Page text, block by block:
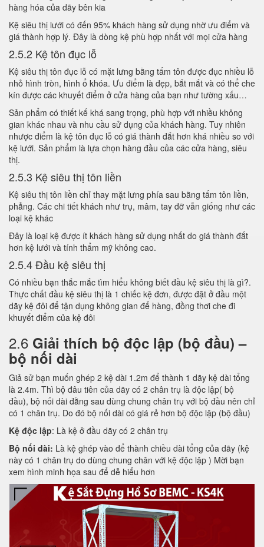
hàng hóa của dãy bên kia
Kệ siêu thị lưới có đến 95% khách hàng sử dụng nhờ ưu điểm và
giá thành hợp lý. Đây là dòng kệ phù hợp nhất với mọi cửa hàng
2.5.2 Kệ tôn đục lỗ
Kệ siêu thị tôn đục lỗ có mặt lưng bằng tấm tôn được đục nhiều lỗ
nhỏ hình tròn, hình ổ khóa. Ưu điểm là đẹp, bắt mắt và có thể che
kín được các khuyết điểm ở cửa hàng của bạn như tường xấu…
Sản phẩm có thiết kế khá sang trọng, phù hợp với nhiều không
gian khác nhau và nhu cầu sử dụng của khách hàng. Tuy nhiên
nhược điểm là kệ tôn đục lỗ có giá thành đắt hơn khá nhiều so với
kệ lưới. Sản phẩm là lựa chọn hàng đầu của các cửa hàng, siêu
thị.
2.5.3 Kệ siêu thị tôn liền
Kệ siêu thị tôn liền chỉ thay mặt lưng phía sau bằng tấm tôn liền,
phẳng. Các chi tiết khách như trụ, mâm, tay đỡ vẫn giống như các
loại kệ khác
Đây là loại kệ được ít khách hàng sử dụng nhất do giá thành đắt
hơn kệ lưới và tính thẩm mỹ không cao.
2.5.4 Đầu kệ siêu thị
Có nhiều bạn thắc mắc tìm hiểu không biết đầu kệ siêu thị là gì?.
Thực chất đầu kệ siêu thị là 1 chiếc kệ đơn, được đặt ở đầu một
dãy kệ đôi để tận dụng không gian để hàng, đồng thơi che đi
khuyết điểm của kệ đôi
2.6 Giải thích bộ độc lập (bộ đầu) –
bộ nối dài
Giả sử bạn muốn ghép 2 kệ dài 1.2m để thành 1 dãy kệ dài tổng
là 2.4m. Thì bộ đâu tiên của dãy có 2 chân trụ là độc lập( bộ
đầu), bộ nối dài đằng sau dùng chung chân trụ với bộ đầu nên chỉ
có 1 chân trụ. Do đó bộ nối dài có giá rẻ hơn bộ độc lập (bộ đầu)
Kệ độc lập: Là kệ ở đầu dãy có 2 chân trụ
Bộ nối dài: Là kệ ghép vào để thành chiều dài tổng của dãy (kệ
này có 1 chân trụ do dùng chung chân với kệ độc lập ) Mời bạn
xem hình minh họa sau để dễ hiểu hơn